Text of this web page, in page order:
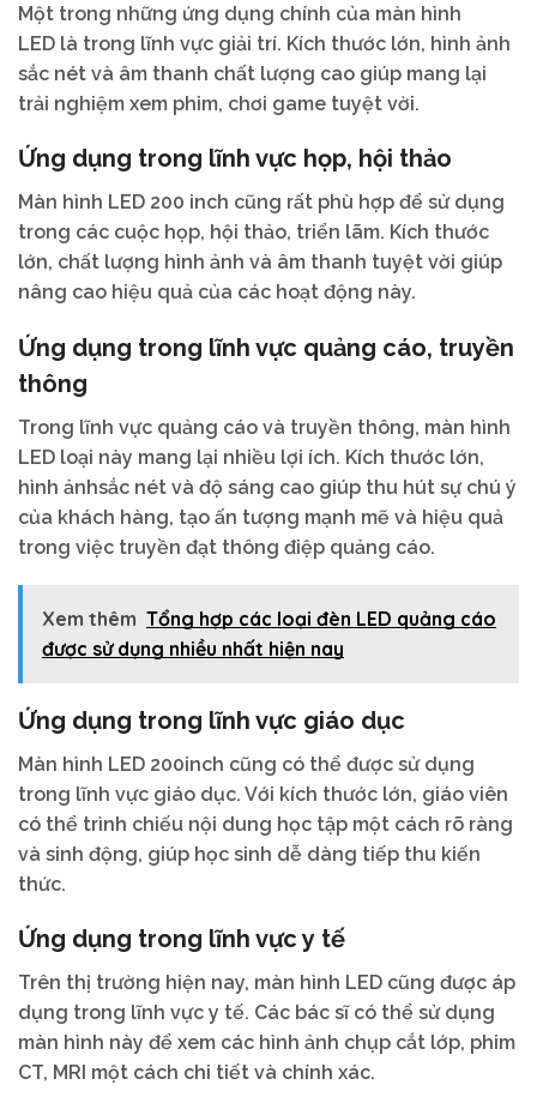
Một trong những ứng dụng chính của màn hình
LED là trong lĩnh vực giải trí. Kích thước lớn, hình ảnh
sắc nét và âm thanh chất lượng cao giúp mang lại
trải nghiệm xem phim, chơi game tuyệt vời.
Ứng dụng trong lĩnh vực họp, hội thảo
Màn hình LED 200 inch cũng rất phù hợp để sử dụng
trong các cuộc họp, hội thảo, triển lãm. Kích thước
lớn, chất lượng hình ảnh và âm thanh tuyệt vời giúp
nâng cao hiệu quả của các hoạt động này.
Ứng dụng trong lĩnh vực quảng cáo, truyền
thông
Trong lĩnh vực quảng cáo và truyền thông, màn hình
LED loại này mang lại nhiều lợi ích. Kích thước lớn,
hình ảnhsắc nét và độ sáng cao giúp thu hút sự chú ý
của khách hàng, tạo ấn tượng mạnh mẽ và hiệu quả
trong việc truyền đạt thông điệp quảng cáo.
Xem thêm Tổng hợp các loại đèn LED quảng cáo
được sử dụng nhiều nhất hiện nay
Ứng dụng trong lĩnh vực giáo dục
Màn hình LED 200inch cũng có thể được sử dụng
trong lĩnh vực giáo dục. Với kích thước lớn, giáo viên
có thể trình chiếu nội dung học tập một cách rõ ràng
và sinh động, giúp học sinh dễ dàng tiếp thu kiến
thức.
Ứng dụng trong lĩnh vực y tế
Trên thị trường hiện nay, màn hình LED cũng được áp
dụng trong lĩnh vực y tế. Các bác sĩ có thể sử dụng
màn hình này để xem các hình ảnh chụp cắt lớp, phim
CT, MRI một cách chi tiết và chính xác.